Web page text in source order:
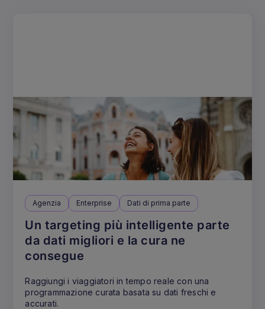
Agenzia Enterprise Dati di prima parte
Un targeting più intelligente parte
da dati migliori e la cura ne
consegue
Raggiungi i viaggiatori in tempo reale con una
programmazione curata basata su dati freschi e
accurati.